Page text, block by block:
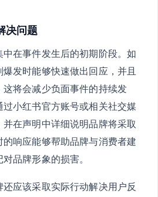
决问题
在事件发生后的初期阶段。如
发时能够快速做出回应，并且
将会减少负面事件的持续发
小红书官方账号或相关社交媒
在声明中详细说明品牌将采取
响应能够帮助品牌与消费者建
品牌形象的损害。
应该采取实际行动解决用户反